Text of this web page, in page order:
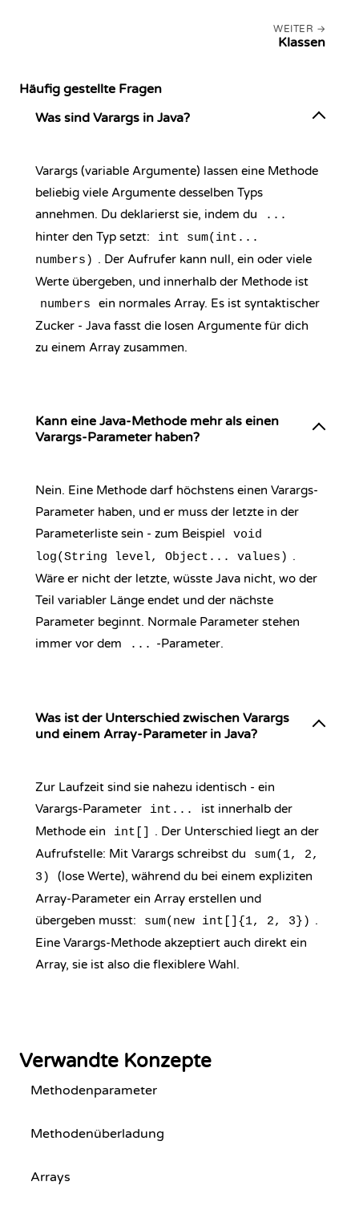
WEITER
Klassen
Häufig gestellte Fragen
Was sind Varargs in Java?
Varargs (variable Argumente) lassen eine Methode
beliebig viele Argumente desselben Typs
annehmen. Du deklarierst sie, indem du
...
hinter den Typ setzt:
int sum(int...
numbers) . Der Aufrufer kann null, ein oder viele
Werte übergeben, und innerhalb der Methode ist
numbers
ein normales Array. Es ist syntaktischer
Zucker - Java fasst die losen Argumente für dich
zu einem Array zusammen.
Kann eine Java-Methode mehr als einen
Varargs-Parameter haben?
Nein. Eine Methode darf höchstens einen Varargs-
Parameter haben, und er muss der letzte in der
Parameterliste sein - zum Beispiel
void
log(String level, Object... values) .
Wäre er nicht der letzte, wüsste Java nicht, wo der
Teil variabler Länge endet und der nächste
Parameter beginnt. Normale Parameter stehen
immer vor dem
... -Parameter.
Was ist der Unterschied zwischen Varargs
und einem Array-Parameter in Java?
Zur Laufzeit sind sie nahezu identisch - ein
Varargs-Parameter
int...
ist innerhalb der
Methode ein
int[]
. Der Unterschied liegt an der
Aufrufstelle: Mit Varargs schreibst du
sum(1, 2,
3)
(lose Werte), während du bei einem expliziten
Array-Parameter ein Array erstellen und
übergeben musst:
sum(new int[]{1, 2, 3}) .
Eine Varargs-Methode akzeptiert auch direkt ein
Array, sie ist also die flexiblere Wahl.
Verwandte Konzepte
Methodenparameter
Methodenüberladung
Arrays